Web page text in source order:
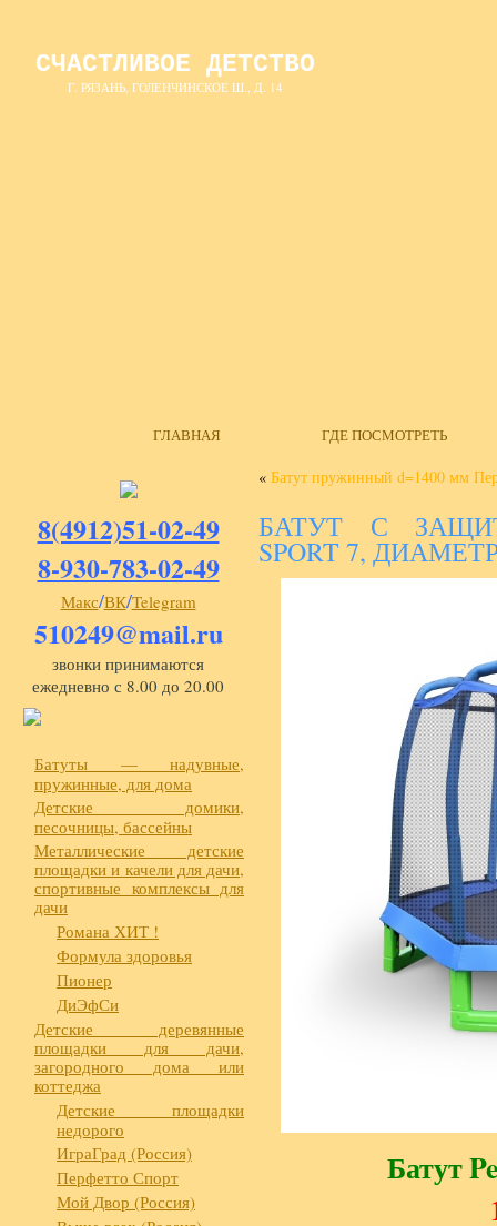
СЧАСТЛИВОЕ ДЕТСТВО
Г. РЯЗАНЬ, ГОЛЕНЧИНСКОЕ Ш., Д. 14
ГЛАВНАЯ ГДЕ ПОСМОТРЕТЬ
8(4912)51-02-49
8-930-783-02-49
Макс/ВК/Telegram
510249@mail.ru
звонки принимаются
ежедневно с 8.00 до 20.00
Батуты — надувные,
пружинные, для дома
Детские домики,
песочницы, бассейны
Металлические детские
площадки и качели для дачи,
спортивные комплексы для
дачи
Романа ХИТ !
Формула здоровья
Пионер
ДиЭфСи
Детские деревянные
площадки для дачи,
загородного дома или
коттеджа
Детские площадки
недорого
ИграГрад (Россия)
Перфетто Спорт
Мой Двор (Россия)
« Батут пружинный d=1400 мм
БАТУТ С
SPORT 7,
Батут